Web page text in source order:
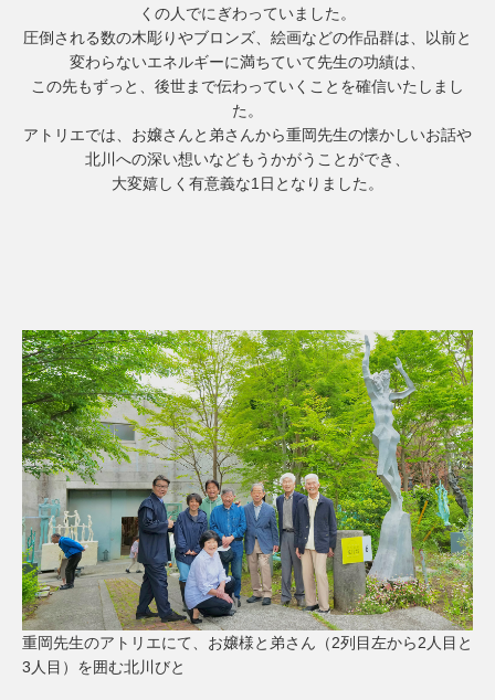
くの人でにぎわっていました。
圧倒される数の木彫りやブロンズ、絵画などの作品群は、以前と
変わらないエネルギーに満ちていて先生の功績は、
この先もずっと、後世まで伝わっていくことを確信いたしまし
た。
アトリエでは、お嬢さんと弟さんから重岡先生の懐かしいお話や
北川への深い想いなどもうかがうことができ、
大変嬉しく有意義な1日となりました。
重岡先生のアトリエにて、お嬢様と弟さん（2列目左から2人目と
3人目）を囲む北川びと